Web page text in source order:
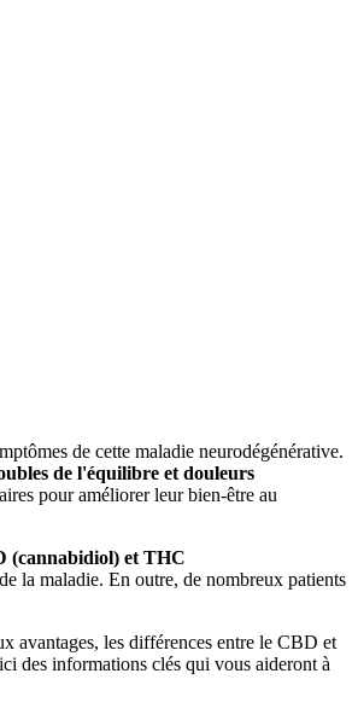
de cette maladie neurodégénérative.
de l'équilibre et douleurs
pour améliorer leur bien-être au
(cannabidiol) et THC
la maladie. En outre, de nombreux patients
avantages, les différences entre le CBD et
des informations clés qui vous aideront à